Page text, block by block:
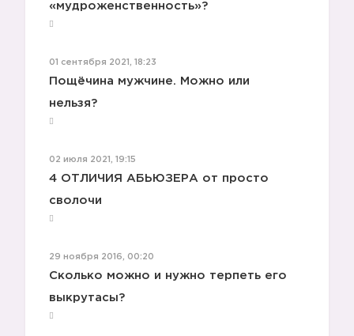
«мудроженственность»?
01 сентября 2021, 18:23
Пощёчина мужчине. Можно или
нельзя?
02 июля 2021, 19:15
4 ОТЛИЧИЯ АБЬЮЗЕРА от просто
сволочи
29 ноября 2016, 00:20
Cколько можно и нужно терпеть его
выкрутасы?